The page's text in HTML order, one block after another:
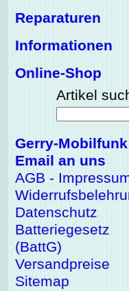
Reparaturen
Informationen
Online-Shop
Artikel
Gerry-Mobilfunk
Email an uns
AGB -
Datenschutz
Batteriegesetz
(BattG)
Versandpreise
Sitemap